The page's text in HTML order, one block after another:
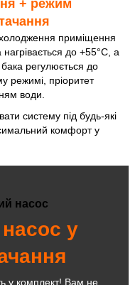
+ режим
приміщення
до +55°C, а
регулюється до
режимі, пріоритет
води.
систему під будь-які
комфорт у
у
у комплект! Вам не